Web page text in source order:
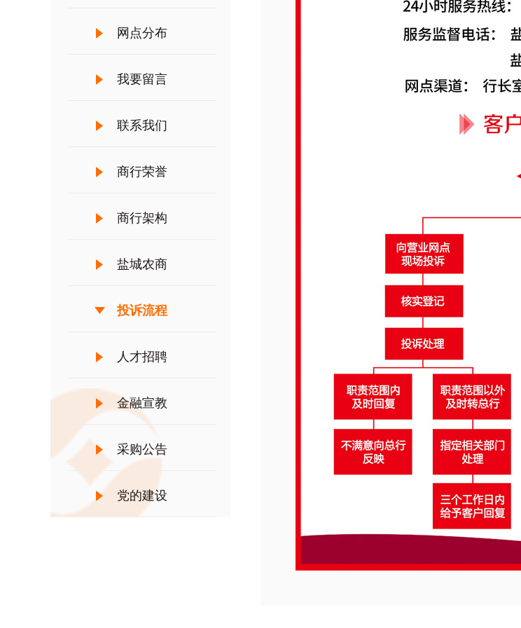
网点分布
我要留言
联系我们
商行荣誉
商行架构
盐城农商
投诉流程
人才招聘
金融宣教
采购公告
党的建设